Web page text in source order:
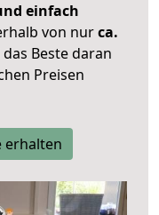
einfach
von nurca.
Beste daran
Preisen
erhalten